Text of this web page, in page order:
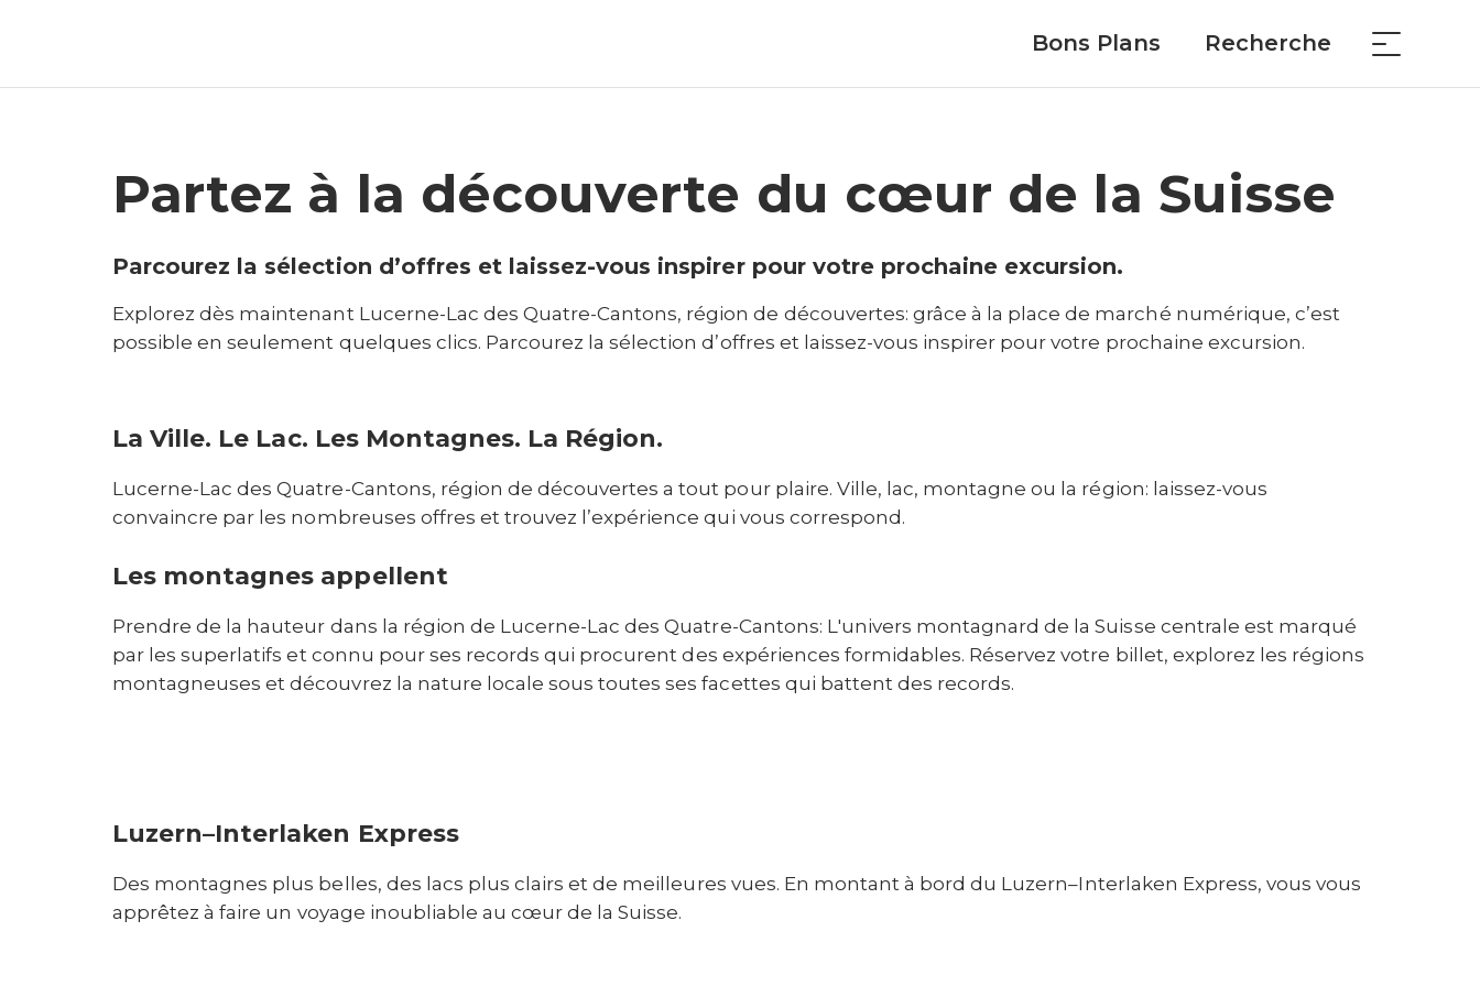
Bons Plans Recherche
Partez à la découverte du cœur de la Suisse
Parcourez la sélection d’offres et laissez-vous inspirer pour votre prochaine excursion.
Explorez dès maintenant Lucerne-Lac des Quatre-Cantons, région de découvertes: grâce à la place de marché numérique, c’est
La Ville. Le Lac. Les Montagnes. La Région.
Lucerne-Lac des Quatre-Cantons, région de découvertes a tout pour plaire. Ville, lac, montagne ou la région: laissez-vous
convaincre par les nombreuses offres et trouvez l’expérience qui vous correspond.
Les montagnes appellent
Prendre de la hauteur dans la région de Lucerne-Lac des Quatre-Cantons: L'univers montagnard de la Suisse centrale est marqué
par les superlatifs et connu pour ses records qui procurent des expériences formidables. Réservez votre billet, explorez les régions
montagneuses et découvrez la nature locale sous toutes ses facettes qui battent des records.
Luzern–Interlaken Express
Des montagnes plus belles, des lacs plus clairs et de meilleures vues. En montant à bord du Luzern–Interlaken Express, vous vous
apprêtez à faire un voyage inoubliable au cœur de la Suisse.